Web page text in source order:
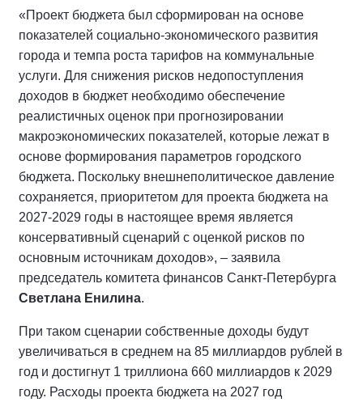
«Проект бюджета был сформирован на основе
показателей социально-экономического развития
города и темпа роста тарифов на коммунальные
услуги. Для снижения рисков недопоступления
доходов в бюджет необходимо обеспечение
реалистичных оценок при прогнозировании
макроэкономических показателей, которые лежат в
основе формирования параметров городского
бюджета. Поскольку внешнеполитическое давление
сохраняется, приоритетом для проекта бюджета на
2027-2029 годы в настоящее время является
консервативный сценарий с оценкой рисков по
основным источникам доходов», – заявила
председатель комитета финансов Санкт-Петербурга
Светлана Енилина.
При таком сценарии собственные доходы будут
увеличиваться в среднем на 85 миллиардов рублей в
год и достигнут 1 триллиона 660 миллиардов к 2029
году. Расходы проекта бюджета на 2027 год